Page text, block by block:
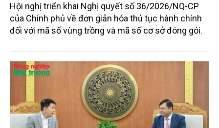
Hội nghị triển khai Nghị quyết số 36/2026/NQ-CP
của Chính phủ về đơn giản hóa thủ tục hành chính
đối với mã số vùng trồng và mã số cơ sở đóng gói.